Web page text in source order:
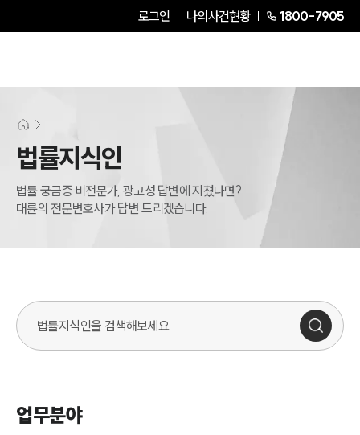
로그인 나의사건현황 1800-7905
법률지식인
법률 궁금증 비전문가, 광고성 답변에 지쳤다면?
대륜의 전문변호사가 답변 드리겠습니다.
법률지식인 검색창
업무분야